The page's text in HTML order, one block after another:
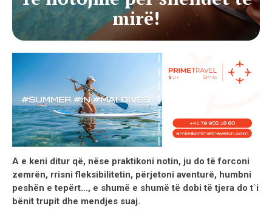
mirë!
A e keni ditur që, nëse praktikoni notin, ju do të forconi
zemrën, rrisni fleksibilitetin, përjetoni aventurë, humbni
peshën e tepërt…, e shumë e shumë të dobi të tjera do t`i
bënit trupit dhe mendjes suaj.